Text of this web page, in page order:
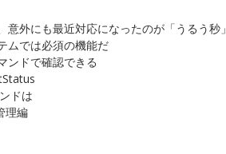
意外にも最近対応になったのが「うるう秒」
ムでは必須の機能だ
ンドで確認できる
ドは
理編